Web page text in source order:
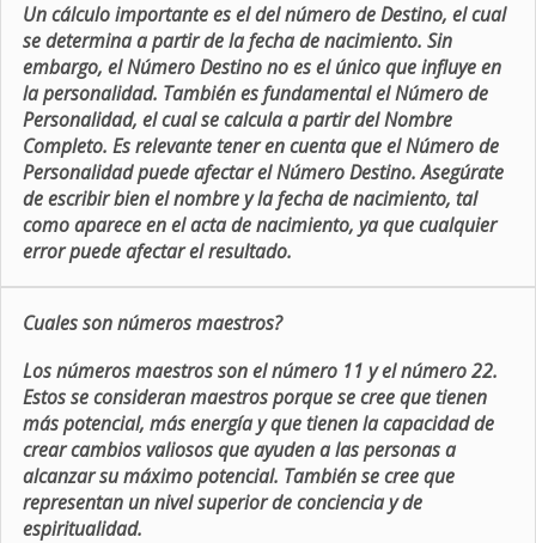
Un cálculo importante es el del número de Destino, el cual
se determina a partir de la fecha de nacimiento. Sin
embargo, el Número Destino no es el único que influye en
la personalidad. También es fundamental el Número de
Personalidad, el cual se calcula a partir del Nombre
Completo. Es relevante tener en cuenta que el Número de
Personalidad puede afectar el Número Destino. Asegúrate
de escribir bien el nombre y la fecha de nacimiento, tal
como aparece en el acta de nacimiento, ya que cualquier
error puede afectar el resultado.
Cuales son números maestros?
Los números maestros son el número 11 y el número 22.
Estos se consideran maestros porque se cree que tienen
más potencial, más energía y que tienen la capacidad de
crear cambios valiosos que ayuden a las personas a
alcanzar su máximo potencial. También se cree que
representan un nivel superior de conciencia y de
espiritualidad.